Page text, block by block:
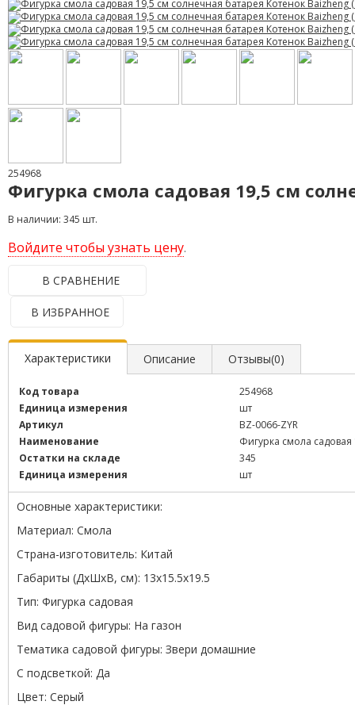
254968
Фигурка смола садовая 19,5 см
В наличии: 345 шт.
Войдите чтобы узнать цену.
В СРАВНЕНИЕ
В ИЗБРАННОЕ
Характеристики Описание Отзывы(0)
Код товара
254968
Единица измерения
шт
Артикул
BZ-0066-ZYR
Наименование
Фигурка смола
Остатки на складе
345
Единица измерения
шт
Основные характеристики:
Материал: Смола
Страна-изготовитель: Китай
Габариты (ДхШхВ, см): 13x15.5x19.5
Тип: Фигурка садовая
Вид садовой фигуры: На газон
Тематика садовой фигуры: Звери домашние
С подсветкой: Да
Цвет: Серый